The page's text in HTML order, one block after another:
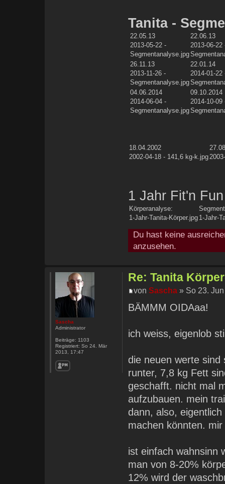
Tanita -
22.05.13
2013-05-22 -
Segmentanalyse.jpg
22.06.13
2013-06-22
26.11.13
2013-11-26 -
Segmentanalyse.jpg
22.01.14
2014-01-22
04.06.2014
2014-06-04 -
Segmentanalyse.jpg
09.10.2014
2014-10-09
18.04.2002
2002-04-18 - 141,6 kg-k.jpg
1 Jahr Fit'n
Körperanalyse:
1-Jahr-Tanita-Körper.jpg 1-Jahr-
Du hast keine
anzusehen.
Re: Tanita
vonSascha » So 23.
BÄMMM OIDAaa!
ich weiss, eigenlob
die neuen werte
runter, 7,8 kg Fett
geschafft. nicht mal
aufzubauen. mein
dann, also,
machen könnten.
ist einfach wahnsinn
man von 8-20%
12% wird der
Sascha
Administrator
Beiträge: 1103
Registriert: So 24. Mär
2013, 17:47